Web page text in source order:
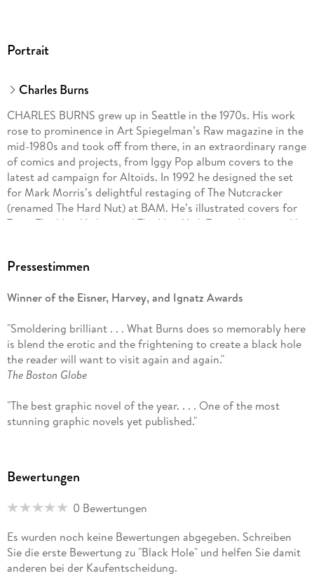
Portrait
Charles Burns
CHARLES BURNS grew up in Seattle in the 1970s. His work
rose to prominence in Art Spiegelman’s Raw magazine in the
mid-1980s and took off from there, in an extraordinary range
of comics and projects, from Iggy Pop album covers to the
latest ad campaign for Altoids. In 1992 he designed the set
for Mark Morris’s delightful restaging of The Nutcracker
(renamed The Hard Nut) at BAM. He’s illustrated covers for
Time, The New Yorker, and The New York Times Magazine. He
with his wife and two daughters.
Pressestimmen
Winner of the Eisner, Harvey, and Ignatz Awards
"Smoldering brilliant . . . What Burns does so memorably here
is blend the erotic and the frightening to create a black hole
the reader will want to visit again and again."
The Boston Globe
"The best graphic novel of the year. . . . One of the most
stunning graphic novels yet published."
The New York Times Book Review
"Surreal and unnerving . . . A remarkable work."
Chicago Sun-Times
Bewertungen
0 Bewertungen
Es wurden noch keine Bewertungen abgegeben. Schreiben
Sie die erste Bewertung zu "Black Hole" und helfen Sie damit
anderen bei der Kaufentscheidung.